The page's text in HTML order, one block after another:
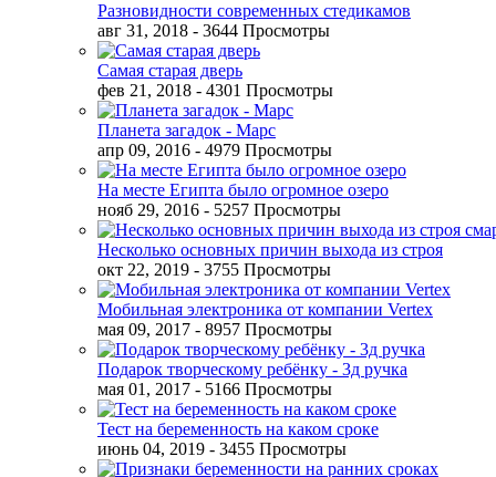
Разновидности современных стедикамов
авг 31, 2018 - 3644 Просмотры
Самая старая дверь
фев 21, 2018 - 4301 Просмотры
Планета загадок - Марс
апр 09, 2016 - 4979 Просмотры
На месте Египта было огромное озеро
нояб 29, 2016 - 5257 Просмотры
Несколько основных причин выхода из строя
окт 22, 2019 - 3755 Просмотры
Мобильная электроника от компании Vertex
мая 09, 2017 - 8957 Просмотры
Подарок творческому ребёнку - 3д ручка
мая 01, 2017 - 5166 Просмотры
Тест на беременность на каком сроке
июнь 04, 2019 - 3455 Просмотры